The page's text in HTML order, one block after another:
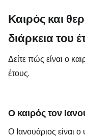
Καιρός και
διάρκεια του
Δείτε πώς είναι ο
έτους.
Ο καιρός τον
Ο Ιανουάριος είναι